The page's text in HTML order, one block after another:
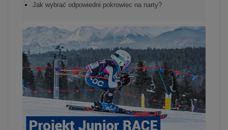
Jak wybrać odpowiedni pokrowiec na narty?